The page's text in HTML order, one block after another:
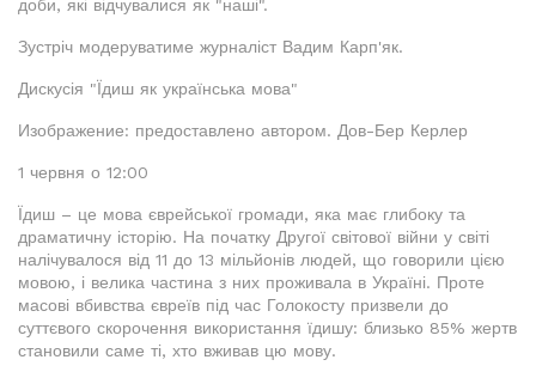
доби, які відчувалися як "наші".
Зустріч модеруватиме журналіст Вадим Карп'як.
Дискусія "Їдиш як українська мова"
Изображение: предоставлено автором. Дов-Бер Керлер
1 червня о 12:00
Їдиш – це мова єврейської громади, яка має глибоку та
драматичну історію. На початку Другої світової війни у світі
налічувалося від 11 до 13 мільйонів людей, що говорили цією
мовою, і велика частина з них проживала в Україні. Проте
масові вбивства євреїв під час Голокосту призвели до
суттєвого скорочення використання їдишу: близько 85% жертв
становили саме ті, хто вживав цю мову.